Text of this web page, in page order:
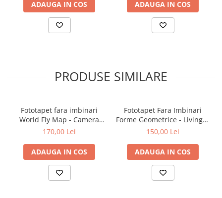
ADAUGA IN COS ADAUGA IN COS
PRODUSE SIMILARE
Fototapet fara imbinari
World Fly Map - Camera
Copilului
170,00 Lei
ADAUGA IN COS
Fototapet Fara Imbinari
Forme Geometrice - Living &
Dormitor
150,00 Lei
ADAUGA IN COS